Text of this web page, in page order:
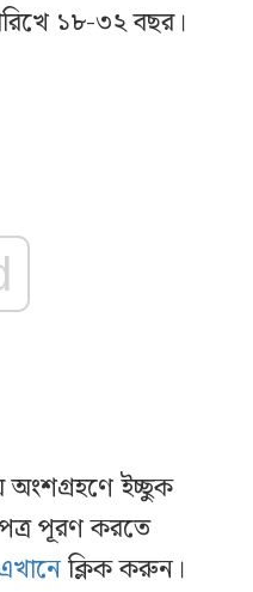
১৮-৩২ বছর।
অংশগ্রহণে ইচ্ছুক
পূরণ করতে
ক্লিক করুন।